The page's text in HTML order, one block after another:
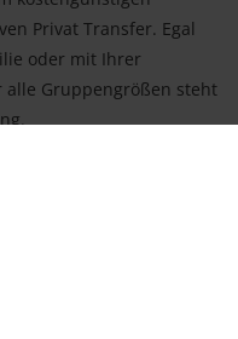
Privat Transfer. Egal
oder mit Ihrer
Gruppengrößen steht